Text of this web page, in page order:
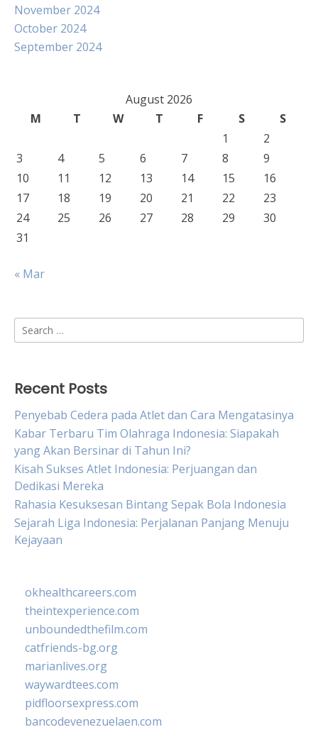
November 2024
October 2024
September 2024
August 2026
M
T W T F S
S
1
2
3
4 5 6 7 8
9
10
11 12 13 14 15
16
17
18 19 20 21 22
23
24
25 26 27 28 29
30
31
« Mar
Search
for:
Recent Posts
Penyebab Cedera pada Atlet dan Cara Mengatasinya
Kabar Terbaru Tim Olahraga Indonesia: Siapakah
yang Akan Bersinar di Tahun Ini?
Kisah Sukses Atlet Indonesia: Perjuangan dan
Dedikasi Mereka
Rahasia Kesuksesan Bintang Sepak Bola Indonesia
Sejarah Liga Indonesia: Perjalanan Panjang Menuju
Kejayaan
okhealthcareers.com
theintexperience.com
unboundedthefilm.com
catfriends-bg.org
marianlives.org
waywardtees.com
pidfloorsexpress.com
bancodevenezuelaen.com